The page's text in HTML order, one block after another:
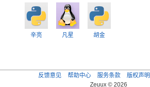
辛亮 凡星 胡金
反馈意见 帮助中心 服务条款 版权声明
Zeuux © 2026